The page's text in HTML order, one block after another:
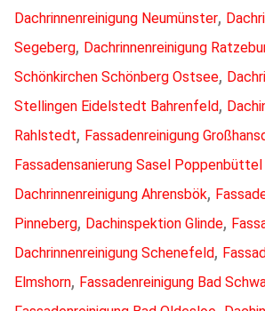
Dachrinnenreinigung Neumünster,
Segeberg, Dachrinnenreinigung
Schönkirchen Schönberg Ostsee,
Stellingen Eidelstedt Bahrenfeld,
Rahlstedt, Fassadenreinigung
Fassadensanierung Sasel
Dachrinnenreinigung Ahrensbök,
Pinneberg, Dachinspektion Glinde,
Dachrinnenreinigung Schenefeld,
Elmshorn, Fassadenreinigung Bad